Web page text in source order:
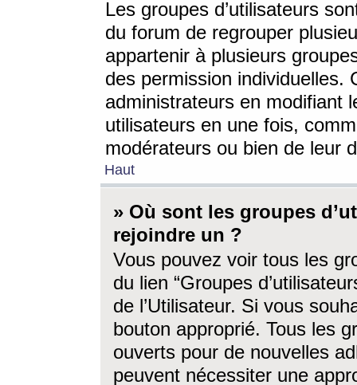
Les groupes d’utilisateurs
du forum de regrouper
appartenir à plusieurs
des permission individuelles.
administrateurs en modifiant
utilisateurs en une fois,
modérateurs ou bien de leur
Haut
» Où sont les groupes
rejoindre un ?
Vous pouvez voir tous les
du lien “Groupes
de l’Utilisateur. Si vous
bouton approprié. Tous les
ouverts pour de nouvelles
peuvent nécessiter une